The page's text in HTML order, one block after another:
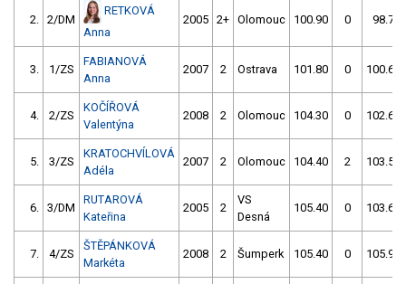
2. 2/DM
RETKOVÁ
Anna
2005 2+ Olomouc 100.90 0 98.70
3. 1/ZS
FABIANOVÁ
Anna
2007 2 Ostrava 101.80 0 100.60
4. 2/ZS
KOČÍŘOVÁ
Valentýna
2008 2 Olomouc 104.30 0 102.60
5. 3/ZS
KRATOCHVÍLOVÁ
Adéla
2007 2 Olomouc 104.40 2 103.50
6. 3/DM
RUTAROVÁ
Kateřina
2005 2
VS
Desná
105.40 0 103.60
7. 4/ZS
ŠTĚPÁNKOVÁ
Markéta
2008 2 Šumperk 105.40 0 105.90